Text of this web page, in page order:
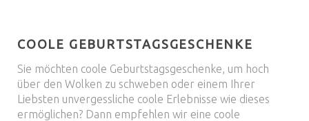
COOLE GEBURTSTAGSGESCHENKE
Sie möchten coole Geburtstagsgeschenke, um hoch
über den Wolken zu schweben oder einem Ihrer
Liebsten unvergessliche coole Erlebnisse wie dieses
ermöglichen? Dann empfehlen wir eine coole